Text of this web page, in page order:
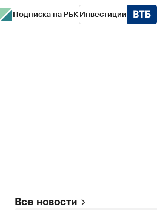
Подписка на РБК Инвестиции
Все новости